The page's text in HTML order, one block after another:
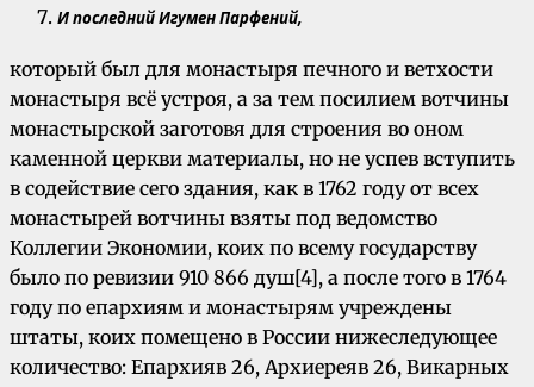
И последний Игумен Парфений,
который был для монастыря печного и ветхости
монастыря всё устроя, а за тем посилием вотчины
монастырской заготовя для строения во оном
каменной церкви материалы, но не успев вступить
в содействие сего здания, как в 1762 году от всех
монастырей вотчины взяты под ведомство
Коллегии Экономии, коих по всему государству
было по ревизии 910 866 душ[4], а после того в 1764
году по епархиям и монастырям учреждены
штаты, коих помещено в России нижеследующее
количество: Епархияв 26, Архиереяв 26, Викарных